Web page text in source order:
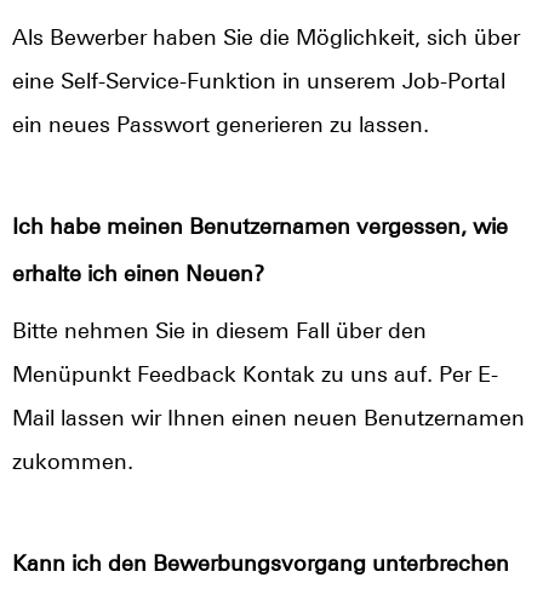
Als Bewerber haben Sie die Möglichkeit, sich über
eine Self-Service-Funktion in unserem Job-Portal
ein neues Passwort generieren zu lassen.
Ich habe meinen Benutzernamen vergessen, wie
erhalte ich einen Neuen?
Bitte nehmen Sie in diesem Fall über den
Menüpunkt Feedback Kontak zu uns auf. Per E-
Mail lassen wir Ihnen einen neuen Benutzernamen
zukommen.
Kann ich den Bewerbungsvorgang unterbrechen